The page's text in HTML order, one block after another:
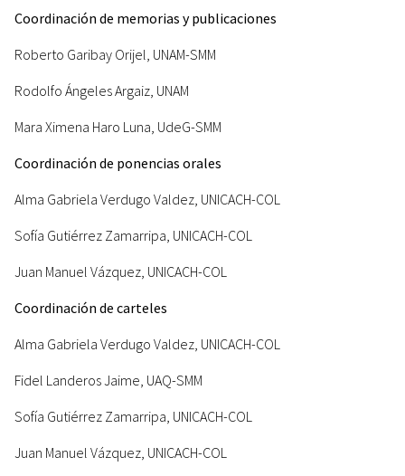
Coordinación de memorias y publicaciones
Roberto Garibay Orijel, UNAM-SMM
Rodolfo Ángeles Argaiz, UNAM
Mara Ximena Haro Luna, UdeG-SMM
Coordinación de ponencias orales
Alma Gabriela Verdugo Valdez, UNICACH-COL
Sofía Gutiérrez Zamarripa, UNICACH-COL
Juan Manuel Vázquez, UNICACH-COL
Coordinación de carteles
Alma Gabriela Verdugo Valdez, UNICACH-COL
Fidel Landeros Jaime, UAQ-SMM
Sofía Gutiérrez Zamarripa, UNICACH-COL
Juan Manuel Vázquez, UNICACH-COL